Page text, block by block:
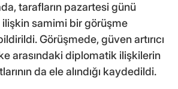
tarafların pazartesi günü
ilişkin samimi bir görüşme
Görüşmede, güven artırıcı
arasındaki diplomatik ilişkilerin
da ele alındığı kaydedildi.